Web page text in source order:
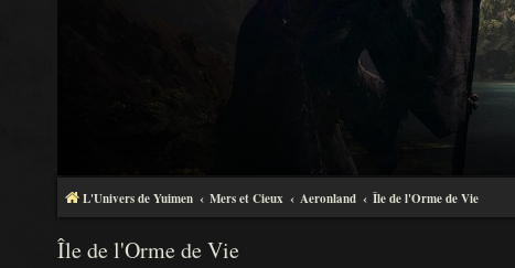
L'Univers de Yuimen Mers et Cieux Aeronland Île de l'Orme de Vie
Île de l'Orme de Vie